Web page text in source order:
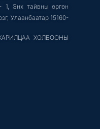
1, Энх тайвны өргөн
Улаанбаатар 15160-
ХОЛБООНЫ